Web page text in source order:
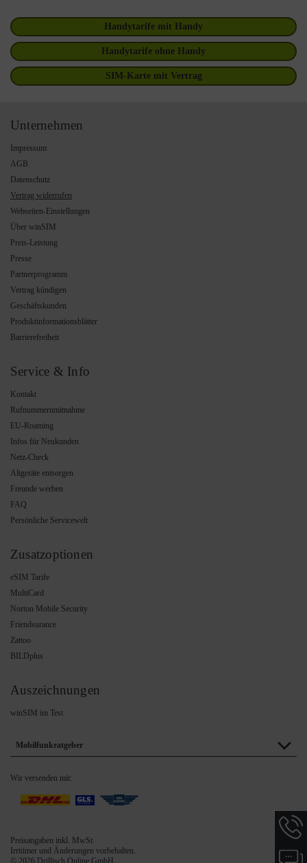
Handytarife mit Handy
Handytarife ohne Handy
SIM-Karte mit Vertrag
Unternehmen
Impressum
AGB
Datenschutz
Vertrag widerrufen
Webseiten-Einstellungen
Über winSIM
Preis-Leistung
Presse
Partnerprogramm
Vertrag kündigen
Geschäftskunden
Produktinformationsblätter
Barrierefreiheit
Service & Info
Kontakt
Rufnummernmitnahme
EU-Roaming
Infos für Neukunden
Netz-Check
Altgeräte entsorgen
Freunde werben
FAQ
Persönliche Servicewelt
Zusatzoptionen
eSIM Tarife
MultiCard
Norton Mobile Security
Friendsurance
Zattoo
BILDplus
Auszeichnungen
winSIM im Test
Mobilfunkratgeber
Wir versenden mit:
Preisangaben inkl. MwSt.
Irrtümer und Änderungen vorbehalten.
Chat-